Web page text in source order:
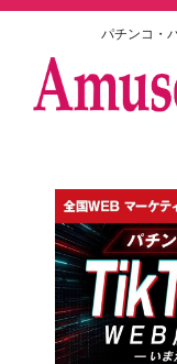
パチンコ・